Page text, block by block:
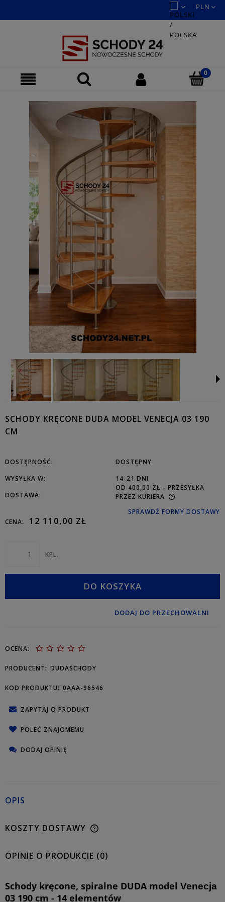
SCHODY KRĘCONE DUDA MODEL VENECJA 03 190
CM
DOSTĘPNOŚĆ:
DOSTĘPNY
WYSYŁKA W:
14-21 DNI
DOSTAWA:
OD 400,00 ZŁ - PRZESYŁKA
PRZEZ KURIERA
SPRAWDŹ FORMY DOSTAWY
CENA:
12 110,00 ZŁ
KPL.
DO KOSZYKA
DODAJ DO PRZECHOWALNI
OCENA:
PRODUCENT: DUDASCHODY
KOD PRODUKTU: 0AAA-96546
ZAPYTAJ O PRODUKT
POLEĆ ZNAJOMEMU
DODAJ OPINIĘ
OPIS
KOSZTY DOSTAWY
OPINIE O PRODUKCIE (0)
Schody kręcone, spiralne DUDA model Venecja
03 190 cm - 14 elementów